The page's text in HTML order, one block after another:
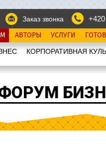
Заказ звонка
АВТОРЫ УСЛУГИ
КОРПОРАТИВНАЯ